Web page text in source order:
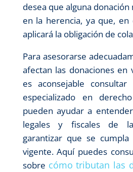
desea que alguna
en la herencia, ya que, en
aplicará la obligación de
Para asesorarse
afectan las donaciones en
es aconsejable
especializado en
pueden ayudar a
legales y fiscales de
garantizar que se cumpla
vigente. Aquí puedes
sobre cómo tributan las